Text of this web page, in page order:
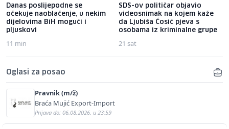
Danas poslijepodne se
očekuje naoblačenje, u nekim
dijelovima BiH mogući i
pljuskovi
11 min
SDS-ov političar objavio
videosnimak na kojem kaže
da Ljubiša Ćosić pjeva s
osobama iz kriminalne grupe
21 sat
Oglasi za posao
Pravnik (m/ž)
Braća Mujić Export-Import
Prijava do: 06.08.2026. u 23:59